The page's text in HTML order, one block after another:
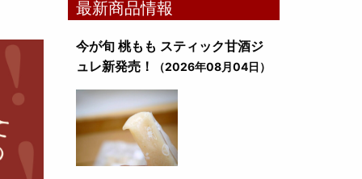
最新商品情報
今が旬 桃もも スティック甘酒ジ
ュレ新発売！
（2026年08月04日）